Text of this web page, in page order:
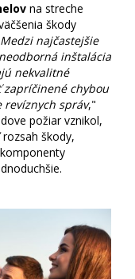
na streche
škody
Medzi najčastejšie
inštalácia
nekvalitné
zapríčinené chybou
revíznych správ,"
požiar vznikol,
škody,